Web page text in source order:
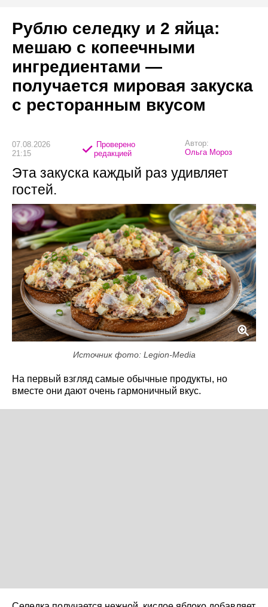
Рублю селедку и 2 яйца:
мешаю с копеечными
ингредиентами —
получается мировая закуска
с ресторанным вкусом
07.08.2026
21:15
Проверено
редакцией
Автор:
Ольга Мороз
Эта закуска каждый раз удивляет
гостей.
Источник фото: Legion-Media
На первый взгляд самые обычные продукты, но
вместе они дают очень гармоничный вкус.